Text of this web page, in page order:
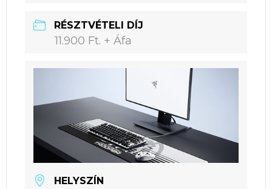
RÉSZTVÉTELI DÍJ
11.900 Ft. + Áfa
HELYSZÍN